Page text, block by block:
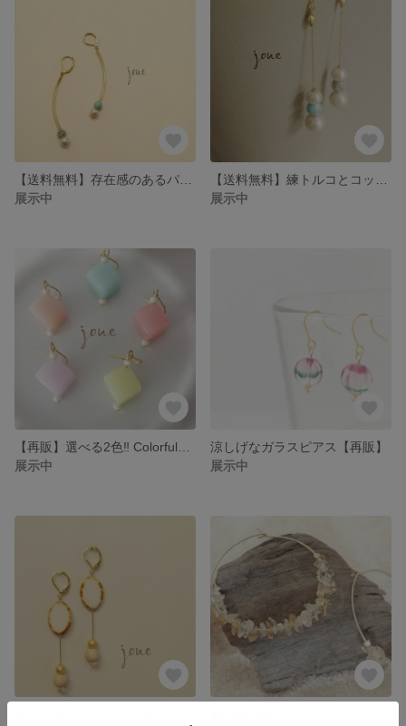
展示中
展示中
展示中
涼しげなガラスピアス【再販】
展示中